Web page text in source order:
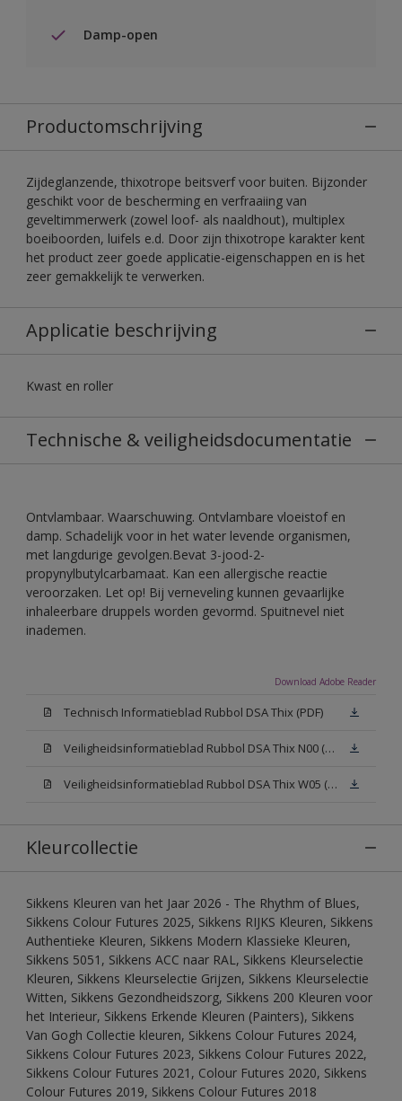
Damp-open
Productomschrijving
Zijdeglanzende, thixotrope beitsverf voor buiten. Bijzonder
geschikt voor de bescherming en verfraaiing van
geveltimmerwerk (zowel loof- als naaldhout), multiplex
boeiboorden, luifels e.d. Door zijn thixotrope karakter kent
het product zeer goede applicatie-eigenschappen en is het
zeer gemakkelijk te verwerken.
Applicatie beschrijving
Kwast en roller
Technische & veiligheidsdocumentatie
Ontvlambaar. Waarschuwing. Ontvlambare vloeistof en
damp. Schadelijk voor in het water levende organismen,
met langdurige gevolgen.Bevat 3-jood-2-
propynylbutylcarbamaat. Kan een allergische reactie
veroorzaken. Let op! Bij verneveling kunnen gevaarlijke
inhaleerbare druppels worden gevormd. Spuitnevel niet
inademen.
Download Adobe Reader
Technisch Informatieblad Rubbol DSA Thix (PDF)
Veiligheidsinformatieblad Rubbol DSA Thix N00 (MSDS)
Veiligheidsinformatieblad Rubbol DSA Thix W05 (MSDS)
Kleurcollectie
Sikkens Kleuren van het Jaar 2026 - The Rhythm of Blues,
Sikkens Colour Futures 2025, Sikkens RIJKS Kleuren, Sikkens
Authentieke Kleuren, Sikkens Modern Klassieke Kleuren,
Sikkens 5051, Sikkens ACC naar RAL, Sikkens Kleurselectie
Kleuren, Sikkens Kleurselectie Grijzen, Sikkens Kleurselectie
Witten, Sikkens Gezondheidszorg, Sikkens 200 Kleuren voor
het Interieur, Sikkens Erkende Kleuren (Painters), Sikkens
Van Gogh Collectie kleuren, Sikkens Colour Futures 2024,
Sikkens Colour Futures 2023, Sikkens Colour Futures 2022,
Sikkens Colour Futures 2021, Colour Futures 2020, Sikkens
Colour Futures 2019, Sikkens Colour Futures 2018